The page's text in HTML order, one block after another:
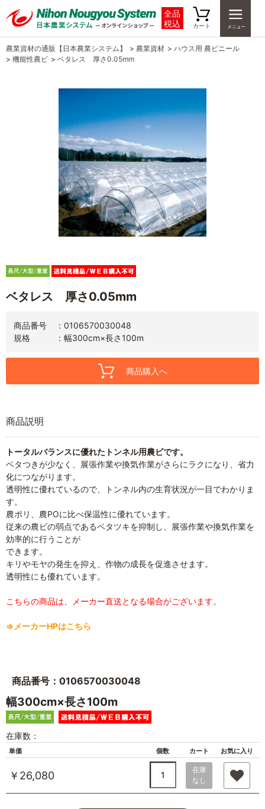
全品
税込
カート
農業資材の通販【日本農業システム】 > 農業資材 > ハウス用 農ビニール
> 機能性農ビ > ベタレス 厚さ0.05mm
ベタレス 厚さ0.05mm
商品番号
0106570030048
規格
幅300cm×長さ100m
商品購入へ
商品説明
トータルバランスに優れたトンネル用農ビです。
ベタつきが少なく、展張作業や換気作業がさらにラクになり、省力
化につながります。
透明性に優れているので、トンネル内の生育状況が一目でわかりま
す。
農ポリ、農POに比べ保温性に優れています。
従来の農ビの弱点であるベタツキを抑制し、展張作業や換気作業を
効率的に行うことが
できます。
キリやモヤの発生を抑え、作物の成長を促進させます。
透明性にも優れています。
こちらの商品は、メーカー直送となる場合がございます。
⇒メーカーHPはこちら
商品番号：0106570030048
幅300cm×長さ100m
在庫数：
単価 個数 カート お気に入り
￥26,080
在庫
なし